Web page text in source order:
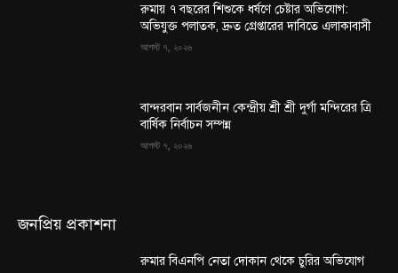
রুমায় ৭ বছরের শিশুকে ধর্ষণে চেষ্টার অভিযোগ:
অভিযুক্ত পলাতক, দ্রুত গ্রেপ্তারের দাবিতে এলাকাবাসী
আগস্ট ৭, ২০২৬
বান্দরবান সার্বজনীন কেন্দ্রীয় শ্রী শ্রী দুর্গা মন্দিরের ত্রি
বার্ষিক নির্বাচন সম্পন্ন
আগস্ট ৭, ২০২৬
জনপ্রিয় প্রকাশনা
রুমার বিএনপি নেতা দোকান থেকে চুরির অভিযোগ